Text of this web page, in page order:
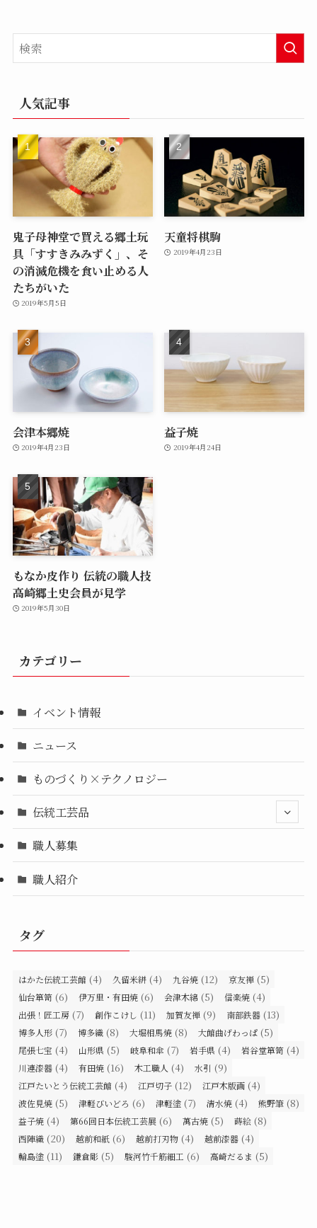
人気記事
鬼子母神堂で買える郷土玩
具「すすきみみずく」、そ
の消滅危機を食い止める人
たちがいた
2019年5月5日
天童将棋駒
2019年4月23日
会津本郷焼
2019年4月23日
益子焼
2019年4月24日
もなか皮作り 伝統の職人技
高崎郷土史会員が見学
2019年5月30日
カテゴリー
イベント情報
ニュース
ものづくり×テクノロジー
伝統工芸品
職人募集
職人紹介
タグ
はかた伝統工芸館 (4) 久留米絣 (4) 九谷焼 (12) 京友禅 (5)
仙台箪笥 (6) 伊万里・有田焼 (6) 会津木綿 (5) 信楽焼 (4)
出張！匠工房 (7) 創作こけし (11) 加賀友禅 (9) 南部鉄器 (13)
博多人形 (7) 博多織 (8) 大堀相馬焼 (8) 大館曲げわっぱ (5)
尾張七宝 (4) 山形県 (5) 岐阜和傘 (7) 岩手県 (4) 岩谷堂箪笥 (4)
川連漆器 (4) 有田焼 (16) 木工職人 (4) 水引 (9)
江戸たいとう伝統工芸館 (4) 江戸切子 (12) 江戸木版画 (4)
波佐見焼 (5) 津軽びいどろ (6) 津軽塗 (7) 清水焼 (4) 熊野筆 (8)
益子焼 (4) 第66回日本伝統工芸展 (6) 萬古焼 (5) 蒔絵 (8)
西陣織 (20) 越前和紙 (6) 越前打刃物 (4) 越前漆器 (4)
輪島塗 (11) 鎌倉彫 (5) 駿河竹千筋細工 (6) 高崎だるま (5)